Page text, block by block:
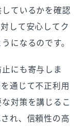
ているかを確認
して安心してク
になるのです。
にも寄与しま
通じて不正利用
対策を講じるこ
れ、信頼性の高